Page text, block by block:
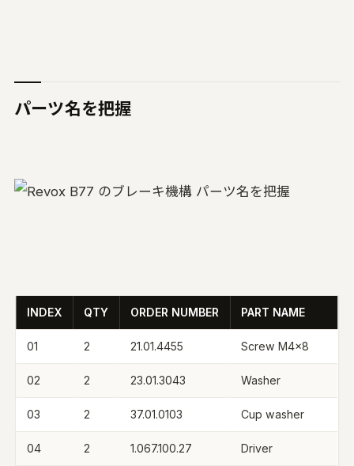
パーツ名を把握
INDEX QTY ORDER NUMBER PART NAME
01 2 21.01.4455 Screw M4×8
02 2 23.01.3043 Washer
03 2 37.01.0103 Cup washer
04 2 1.067.100.27 Driver